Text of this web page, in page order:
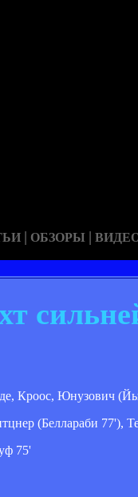
| ОБЗОРЫ |
Кроос, Юнузович
(Беллараби 77'),
75'